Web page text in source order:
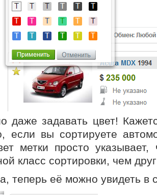
даже задавать цвет!
если вы сортируете
метки просто указывает,
класс сортировки, чем
теперь её можно увидеть в